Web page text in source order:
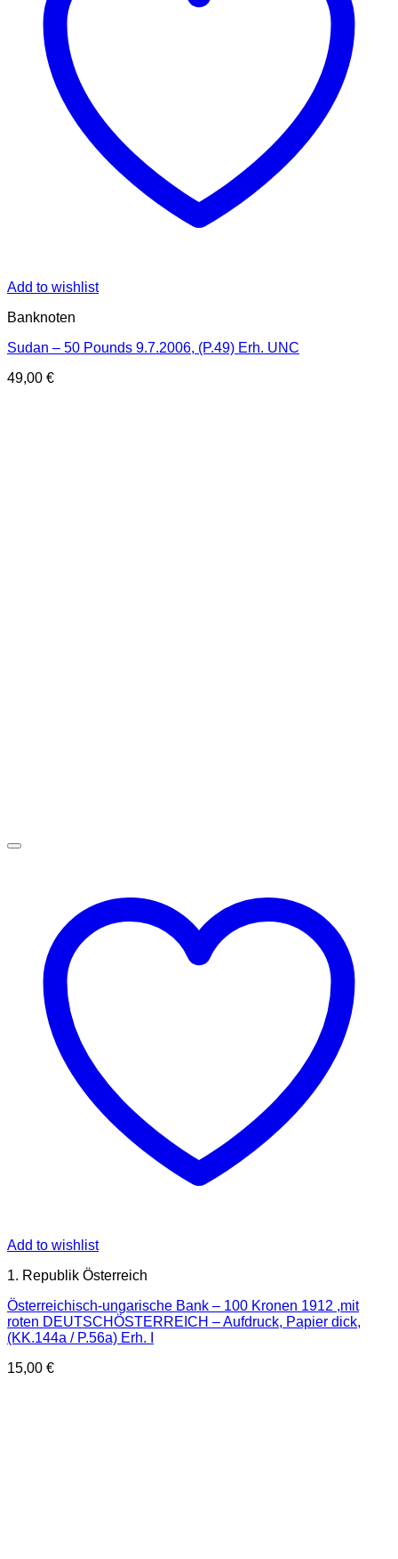
Add to wishlist
Banknoten
Sudan – 50 Pounds 9.7.2006, (P.49) Erh. UNC
49,00 €
Add to wishlist
1. Republik Österreich
Österreichisch-ungarische Bank – 100 Kronen 1912 ,mit
roten DEUTSCHÖSTERREICH – Aufdruck, Papier dick,
(KK.144a / P.56a) Erh. I
15,00 €